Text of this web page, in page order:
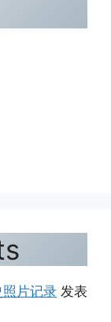
片记录 发表